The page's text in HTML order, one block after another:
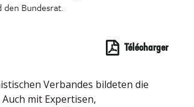
den Bundesrat.
Télécharger
Verbandes bildeten die
mit Expertisen,